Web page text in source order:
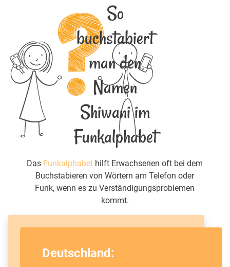
So
buchstabiert
man den
Namen
Shiwani im
Funkalphabet
Das Funkalphabet hilft Erwachsenen oft bei dem
Buchstabieren von Wörtern am Telefon oder
Funk, wenn es zu Verständigungsproblemen
kommt.
Deutschland: